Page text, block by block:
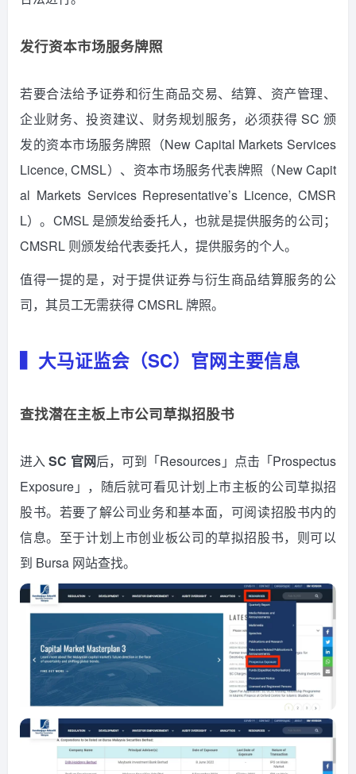
发行资本市场服务牌照
若要合法给予证券和衍生商品交易、结算、资产管理、
企业财务、投资建议、财务规划服务，必须获得 SC 颁
发的资本市场服务牌照（New Capital Markets Services
Licence, CMSL）、资本市场服务代表牌照（New Capit
al Markets Services Representative’s Licence, CMSR
L）。CMSL 是颁发给委托人，也就是提供服务的公司；
CMSRL 则颁发给代表委托人，提供服务的个人。
值得一提的是，对于提供证券与衍生商品结算服务的公
司，其员工无需获得 CMSRL 牌照。
▍大马证监会（SC）官网主要信息
查找潜在主板上市公司草拟招股书
进入 SC 官网后，可到「Resources」点击「Prospectus
Exposure」，随后就可看见计划上市主板的公司草拟招
股书。若要了解公司业务和基本面，可阅读招股书内的
信息。至于计划上市创业板公司的草拟招股书，则可以
到 Bursa 网站查找。